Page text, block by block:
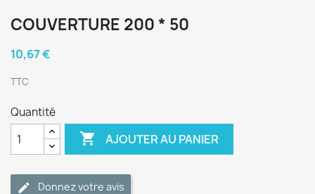
COUVERTURE 200 * 50
10,67 €
TTC
Quantité
 AJOUTER AU PANIER
Donnez votre avis